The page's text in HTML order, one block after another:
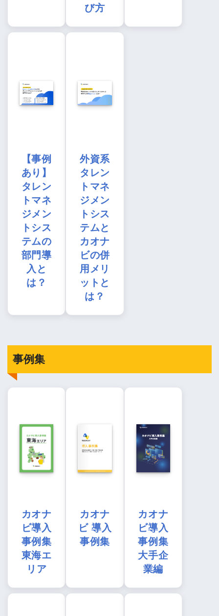
び方
【事例
あり】
タレン
トマネ
ジメン
トシス
テムの
部門導
入と
は？
外資系
タレン
トマネ
ジメン
トシス
テムと
カオナ
ビの併
用メリ
ットと
は？
事例集
カオナ
ビ導入
事例集
東海エ
リア
カオナ
ビ 導入
事例集
カオナ
ビ導入
事例集
大手企
業編